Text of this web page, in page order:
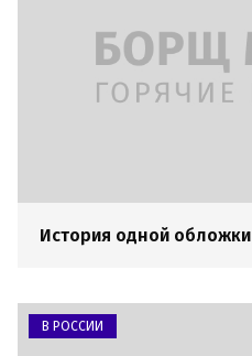
История одной обложки
В РОССИИ